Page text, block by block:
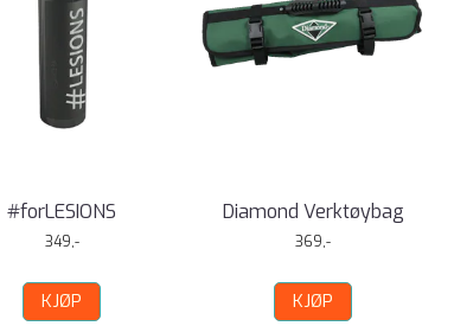
#forLESIONS
349,-
KJØP
Diamond Verktøybag
369,-
KJØP